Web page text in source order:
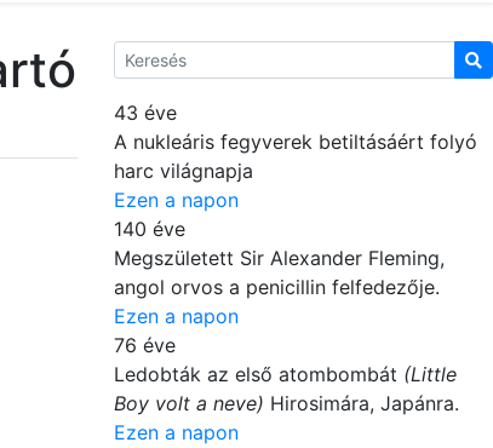
43 éve
A nukleáris fegyverek betiltásáért folyó
harc világnapja
Ezen a napon
140 éve
Megszületett Sir Alexander Fleming,
angol orvos a penicillin felfedezője.
Ezen a napon
76 éve
Ledobták az első atombombát (Little
Boy volt a neve) Hirosimára, Japánra.
Ezen a napon